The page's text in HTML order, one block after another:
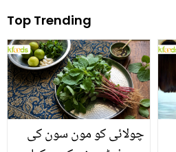
Top Trending
چولائی کو مون سون کی